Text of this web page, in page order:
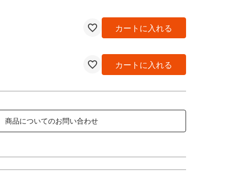
カートに入れる
カートに入れる
商品についてのお問い合わせ